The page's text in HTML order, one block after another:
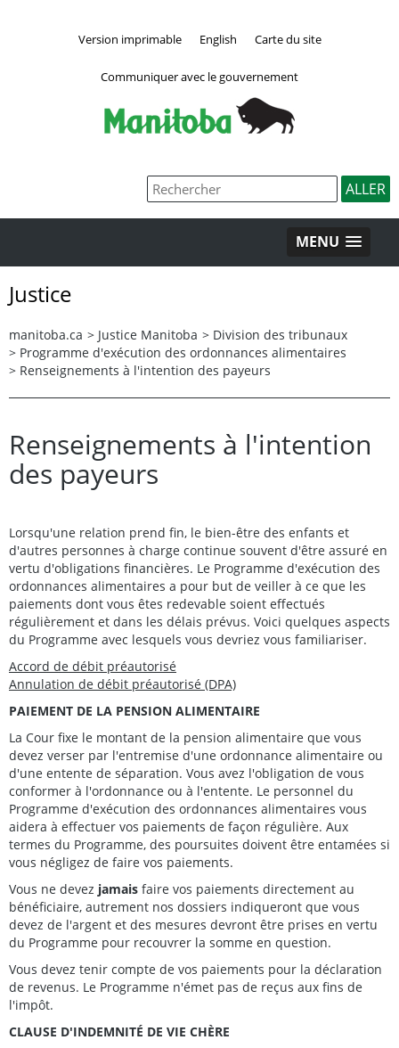
Version imprimable English Carte du site
Communiquer avec le gouvernement
MENU
Justice
manitoba.ca > Justice Manitoba > Division des tribunaux
> Programme d'exécution des ordonnances alimentaires
> Renseignements à l'intention des payeurs
Renseignements à l'intention
des payeurs
Lorsqu'une relation prend fin, le bien-être des enfants et
d'autres personnes à charge continue souvent d'être assuré en
vertu d'obligations financières. Le Programme d'exécution des
ordonnances alimentaires a pour but de veiller à ce que les
paiements dont vous êtes redevable soient effectués
régulièrement et dans les délais prévus. Voici quelques aspects
du Programme avec lesquels vous devriez vous familiariser.
Accord de débit préautorisé
Annulation de débit préautorisé (DPA)
PAIEMENT DE LA PENSION ALIMENTAIRE
La Cour fixe le montant de la pension alimentaire que vous
devez verser par l'entremise d'une ordonnance alimentaire ou
d'une entente de séparation. Vous avez l'obligation de vous
conformer à l'ordonnance ou à l'entente. Le personnel du
Programme d'exécution des ordonnances alimentaires vous
aidera à effectuer vos paiements de façon régulière. Aux
termes du Programme, des poursuites doivent être entamées si
vous négligez de faire vos paiements.
Vous ne devez jamais faire vos paiements directement au
bénéficiaire, autrement nos dossiers indiqueront que vous
devez de l'argent et des mesures devront être prises en vertu
du Programme pour recouvrer la somme en question.
Vous devez tenir compte de vos paiements pour la déclaration
de revenus. Le Programme n'émet pas de reçus aux fins de
l'impôt.
CLAUSE D'INDEMNITÉ DE VIE CHÈRE